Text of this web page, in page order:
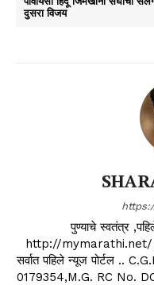
दुसरा विजय
पुण्याचे स्वतंत्र
http://mymarathi.net/ पुणे
सर्वात पहिले न्यूज पोर्टल ..
0179354,M.G. RC No.